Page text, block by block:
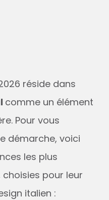
réside dans
comme un élément
Pour vous
démarche, voici
les plus
pour leur
italien :